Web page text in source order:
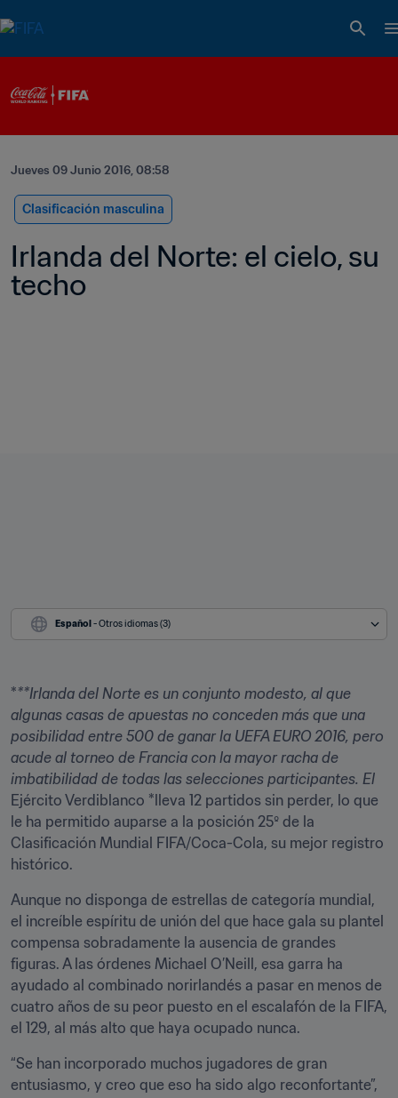
Jueves 09 Junio 2016, 08:58
Clasificación masculina
Irlanda del Norte: el cielo, su
techo
Español - Otros idiomas (3)
***Irlanda del Norte es un conjunto modesto, al que
algunas casas de apuestas no conceden más que una
posibilidad entre 500 de ganar la UEFA EURO 2016, pero
acude al torneo de Francia con la mayor racha de
Ejército Verdiblanco *lleva 12 partidos sin perder, lo que
le ha permitido auparse a la posición 25º de la
Clasificación Mundial FIFA/Coca-Cola, su mejor registro
histórico.
Aunque no disponga de estrellas de categoría mundial,
el increíble espíritu de unión del que hace gala su plantel
compensa sobradamente la ausencia de grandes
figuras. A las órdenes Michael O’Neill, esa garra ha
ayudado al combinado norirlandés a pasar en menos de
cuatro años de su peor puesto en el escalafón de la FIFA,
el 129, al más alto que haya ocupado nunca.
“Se han incorporado muchos jugadores de gran
entusiasmo, y creo que eso ha sido algo reconfortante”,